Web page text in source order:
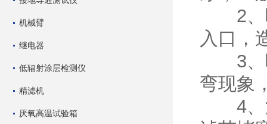
机械臂
继电器
低辐射涂层检测仪
精滤机
厌氧高温试验箱
2、吸
入口，
3、吸
弯现象
4、滤